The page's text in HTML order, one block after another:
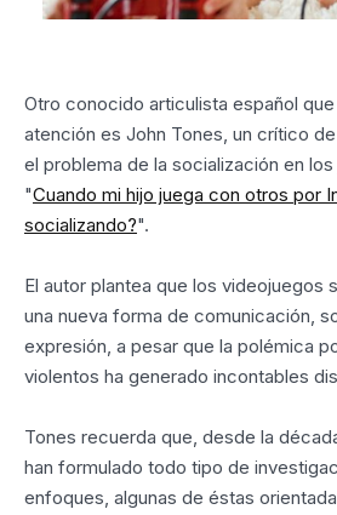
Otro conocido articulista español que
atención es John Tones, un crítico
el problema de la socialización en
"Cuando mi hijo juega con otros por
socializando?".
El autor plantea que los videojuegos
una nueva forma de comunicación,
expresión, a pesar que la polémica
violentos ha generado incontables
Tones recuerda que, desde la
han formulado todo tipo de
enfoques, algunas de éstas